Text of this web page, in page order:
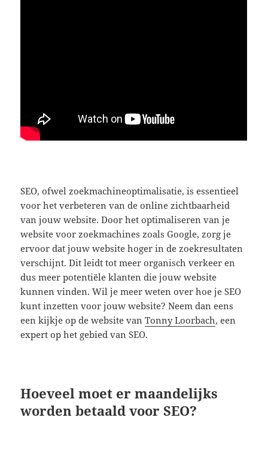
SEO, ofwel zoekmachineoptimalisatie, is essentieel
voor het verbeteren van de online zichtbaarheid
van jouw website. Door het optimaliseren van je
website voor zoekmachines zoals Google, zorg je
ervoor dat jouw website hoger in de zoekresultaten
verschijnt. Dit leidt tot meer organisch verkeer en
dus meer potentiële klanten die jouw website
kunnen vinden. Wil je meer weten over hoe je SEO
kunt inzetten voor jouw website? Neem dan eens
een kijkje op de website vanTonny Loorbach, een
expert op het gebied van SEO.
Hoeveel moet er maandelijks
worden betaald voor SEO?